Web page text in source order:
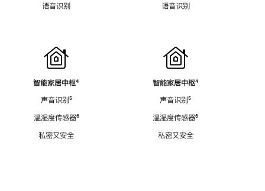
语音识别
智能家居中枢脚
⁴
声音识别脚
⁵
温湿度传感器脚
⁶
私密又安全
语音识别
智能家居中枢脚
⁴
声音识别脚
⁵
温湿度传感器脚
⁶
私密又安全